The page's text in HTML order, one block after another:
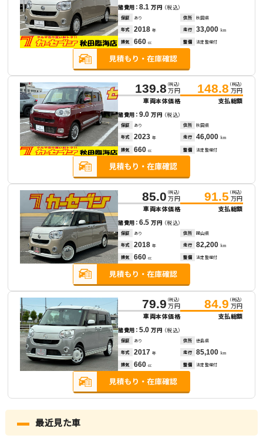
諸費用：8.1万円 （税込）
保証 あり 住所 秋田県
年式 2018 年 走行 33,000 km
排気 660 cc 整備 法定整備付
139.8 （税込）
万円
車両本体価格
148.8 （税込）
万円
支払総額
諸費用：9.0万円 （税込）
保証 あり 住所 秋田県
年式 2023 年 走行 46,000 km
排気 660 cc 整備 法定整備付
85.0 （税込）
万円
車両本体価格
91.5 （税込）
万円
支払総額
諸費用：6.5万円 （税込）
保証 あり 住所 岡山県
年式 2018 年 走行 82,200 km
排気 660 cc 整備 法定整備付
79.9 （税込）
万円
車両本体価格
84.9 （税込）
万円
支払総額
諸費用：5.0万円 （税込）
保証 あり 住所 徳島県
年式 2017 年 走行 85,100 km
排気 660 cc 整備 法定整備付
最近見た車